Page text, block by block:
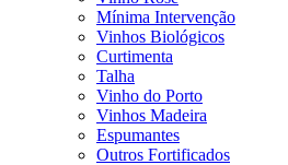
Mínima Intervenção
Vinhos Biológicos
Curtimenta
Talha
Vinho do Porto
Vinhos Madeira
Espumantes
Outros Fortificados